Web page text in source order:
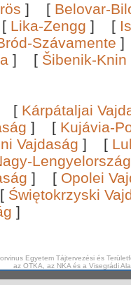
] [ Belovar-
[ Lika-Zengg ] [
Szávamente
] [ Šibenik-Knin
[ Kárpátaljai
] [ Kujávia-
Vajdaság ] [
] [ Opolei
[ Świętokrzyski
]
Egyetem Tájtervezési és
az OTKA, az NKA és a Visegrádi